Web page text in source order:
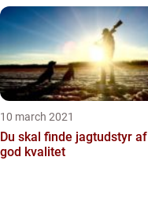
10 march 2021
Du skal finde jagtudstyr af
god kvalitet